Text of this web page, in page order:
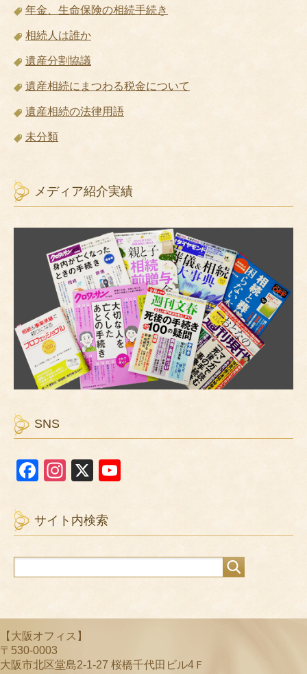
年金、生命保険の相続手続き
相続人は誰か
遺産分割協議
遺産相続にまつわる税金について
遺産相続の法律用語
未分類
メディア紹介実績
SNS
F
c
e
b
o
k
In
a
gr
a
m
X
T
u
b
C
a
サイト内検索
【大阪オフィス】
〒530-0003
大阪市北区堂島2-1-27 桜橋千代田ビル4Ｆ